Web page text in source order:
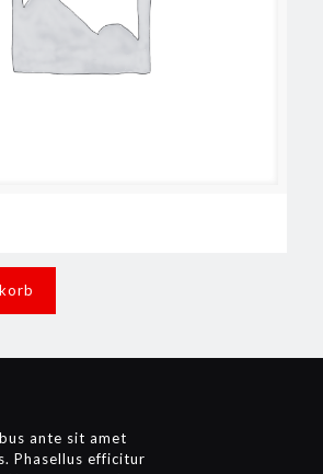
ante sit amet
Phasellus efficitur